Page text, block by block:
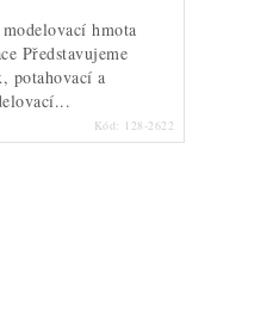
hmota
Představujeme
potahovací a
Kód: 128-2622